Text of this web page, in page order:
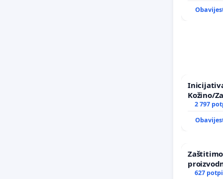
Kožino/
2 797
627